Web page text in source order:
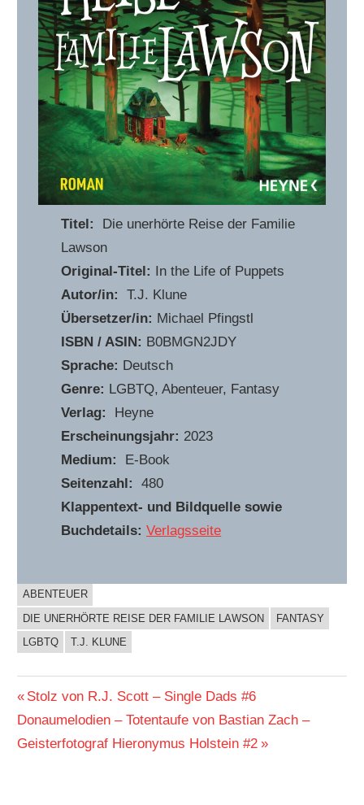
Titel: Die unerhörte Reise der Familie
Lawson
Original-Titel: In the Life of Puppets
Autor/in:
T.J. Klune
Übersetzer/in: Michael Pfingstl
ISBN / ASIN: B0BMGN2JDY
Sprache: Deutsch
Genre: LGBTQ, Abenteuer, Fantasy
Verlag:
Heyne
Erscheinungsjahr: 2023
Medium:
E-Book
Seitenzahl:
480
Klappentext- und Bildquelle sowie
Buchdetails: Verlagsseite
BUCHIGES
ABENTEUER
DIE UNERHÖRTE REISE DER FAMILIE LAWSON
FANTASY
LGBTQ
T.J. KLUNE
Beitragsnavigation
Vorheriger
Beitrag:
Stolz von R.J. Scott – Single Dads #6
Nächster
Beitrag:
Donaumelodien – Totentaufe von Bastian Zach –
Geisterfotograf Hieronymus Holstein #2